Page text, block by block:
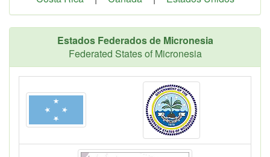
Estados Federados de Micronesia
Federated States of Micronesia